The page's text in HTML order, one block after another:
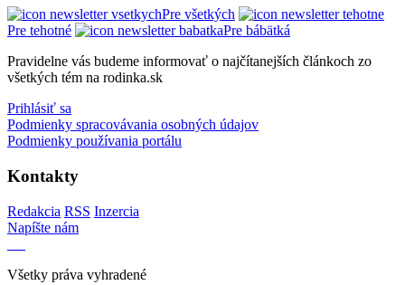
Pre všetkých
Pre tehotné
Pre bábätká
Pravidelne vás budeme informovať o najčítanejších článkoch zo
všetkých tém na rodinka.sk
Prihlásiť sa
Podmienky spracovávania osobných údajov
Podmienky používania portálu
Kontakty
Redakcia RSS Inzercia
Napíšte nám
Všetky práva vyhradené